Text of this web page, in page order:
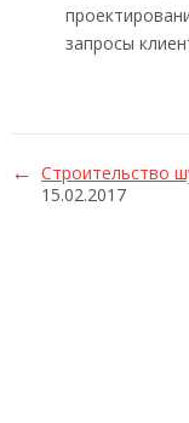
запросы
Строительство
15.02.2017